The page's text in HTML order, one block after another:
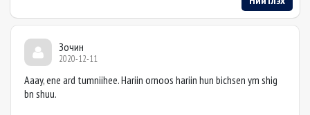
Зочин
2020-12-11
Aaay, ene ard tumniihee. Hariin ornoos hariin hun bichsen ym shig
bn shuu.